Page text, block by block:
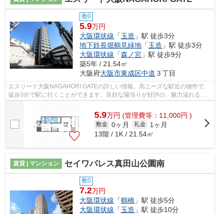
敷0
5.9万円
大阪環状線 「玉造 」駅 徒歩3分
地下鉄長堀鶴見緑地 「玉造 」駅 徒歩3分
大阪環状線 「森ノ宮 」駅 徒歩9分
築5年 / 21.54㎡
大阪府大阪市東成区中道 ３丁目
エスリード大阪NAGAHORI GATEの詳しい情報。高ニーズな駅近の物件で、
徒歩3分で駅に行くことができます。良好な陽当りが好評の、魅力溢れる一
5.9万円 (管理費等：11,000円 )
敷金 0ヶ月 礼金
1ヶ月
13階 / 1K / 21.54㎡
賃貸 | マンション セイワパレス真田山公園南
敷0
7.2万円
大阪環状線 「鶴橋 」駅 徒歩5分
大阪環状線 「玉造 」駅 徒歩10分